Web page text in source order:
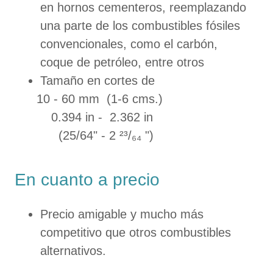
en hornos cementeros, reemplazando
una parte de los combustibles fósiles
convencionales, como el carbón,
coque de petróleo, entre otros
Tamaño en cortes de
10 - 60 mm (1-6 cms.)
0.394 in - 2.362 in
(25/64" - 2 ²³/₆₄ ")
En cuanto a precio
Precio amigable y mucho más
competitivo que otros combustibles
alternativos.